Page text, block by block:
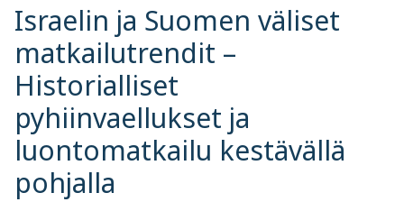
Israelin ja Suomen väliset
matkailutrendit –
Historialliset
pyhiinvaellukset ja
luontomatkailu kestävällä
pohjalla